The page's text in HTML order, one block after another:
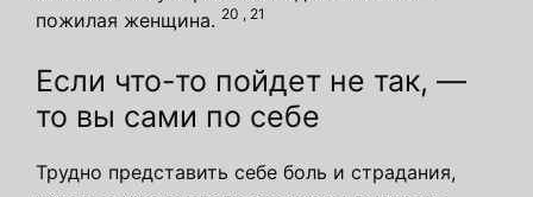
пожилая женщина. 20 , 21
Если что-то пойдет не так, —
то вы сами по себе
Трудно представить себе боль и страдания,